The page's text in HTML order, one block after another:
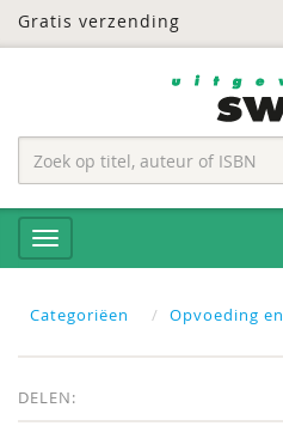
Gratis verzending
Categoriëen Opvoeding
DELEN: